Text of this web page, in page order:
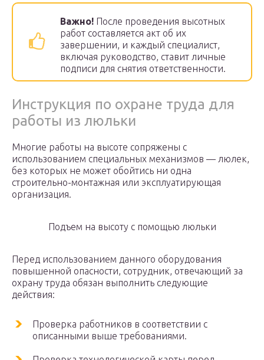
Важно! После проведения высотных
работ составляется акт об их
завершении, и каждый специалист,
включая руководство, ставит личные
подписи для снятия ответственности.
Инструкция по охране труда для
работы из люльки
Многие работы на высоте сопряжены с
использованием специальных механизмов — люлек,
без которых не может обойтись ни одна
строительно-монтажная или эксплуатирующая
организация.
Подъем на высоту с помощью люльки
Перед использованием данного оборудования
повышенной опасности, сотрудник, отвечающий за
охрану труда обязан выполнить следующие
действия:
Проверка работников в соответствии с
описанными выше требованиями.